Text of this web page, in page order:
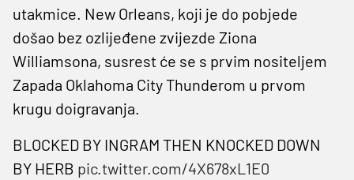
utakmice. New Orleans, koji je do pobjede
došao bez ozlijeđene zvijezde Ziona
Williamsona, susrest će se s prvim nositeljem
Zapada Oklahoma City Thunderom u prvom
krugu doigravanja.
BLOCKED BY INGRAM THEN KNOCKED DOWN
BY HERB pic.twitter.com/4X678xL1E0